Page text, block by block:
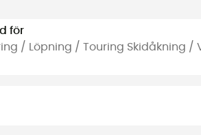
för
/ Löpning / Touring Skidåkning /